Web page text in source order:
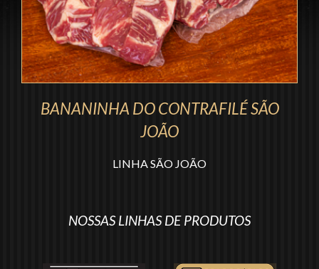
Trabalhe conosco
Notícias
Vídeos
Receitas
BANANINHA DO CONTRAFILÉ SÃO
JOÃO
LINHA SÃO JOÃO
NOSSAS LINHAS DE PRODUTOS